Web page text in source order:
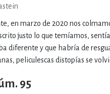
en marzo de 2020 nos
justo lo que temíamos,
diferente y que habría de
peliculescas distopías se
95